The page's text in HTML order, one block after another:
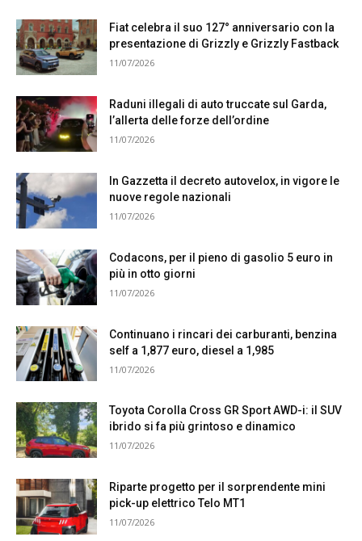
Fiat celebra il suo 127° anniversario con la
presentazione di Grizzly e Grizzly Fastback
11/07/2026
Raduni illegali di auto truccate sul Garda,
l’allerta delle forze dell’ordine
11/07/2026
In Gazzetta il decreto autovelox, in vigore le
nuove regole nazionali
11/07/2026
Codacons, per il pieno di gasolio 5 euro in
più in otto giorni
11/07/2026
Continuano i rincari dei carburanti, benzina
self a 1,877 euro, diesel a 1,985
11/07/2026
Toyota Corolla Cross GR Sport AWD-i: il SUV
ibrido si fa più grintoso e dinamico
11/07/2026
Riparte progetto per il sorprendente mini
pick-up elettrico Telo MT1
11/07/2026